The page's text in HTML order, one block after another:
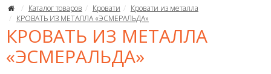
Каталог товаров Кровати
Кровати из металла
КРОВАТЬ ИЗ МЕТАЛЛА «ЭСМЕРАЛЬДА»
КРОВАТЬ ИЗ МЕТАЛЛА
«ЭСМЕРАЛЬДА»